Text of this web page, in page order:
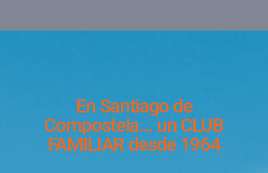
En Santiago de
Compostela... un CLUB
FAMILIAR desde 1964​